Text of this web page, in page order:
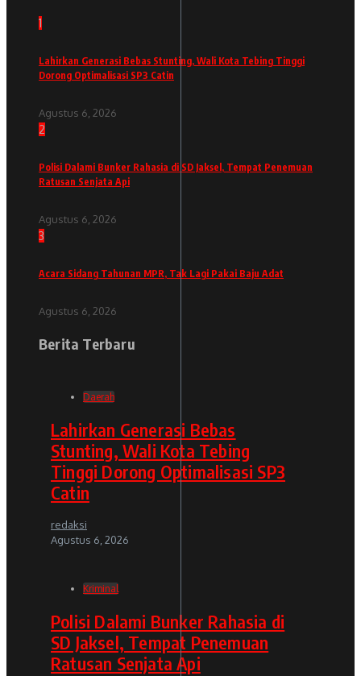
1
Lahirkan Generasi Bebas Stunting, Wali Kota Tebing Tinggi
Dorong Optimalisasi SP3 Catin
Agustus 6, 2026
2
Polisi Dalami Bunker Rahasia di SD Jaksel, Tempat Penemuan
Ratusan Senjata Api
Agustus 6, 2026
3
Acara Sidang Tahunan MPR, Tak Lagi Pakai Baju Adat
Agustus 6, 2026
Berita Terbaru
Daerah
Lahirkan Generasi Bebas
Stunting, Wali Kota Tebing
Tinggi Dorong Optimalisasi SP3
Catin
redaksi
Agustus 6, 2026
Kriminal
Polisi Dalami Bunker Rahasia di
SD Jaksel, Tempat Penemuan
Ratusan Senjata Api